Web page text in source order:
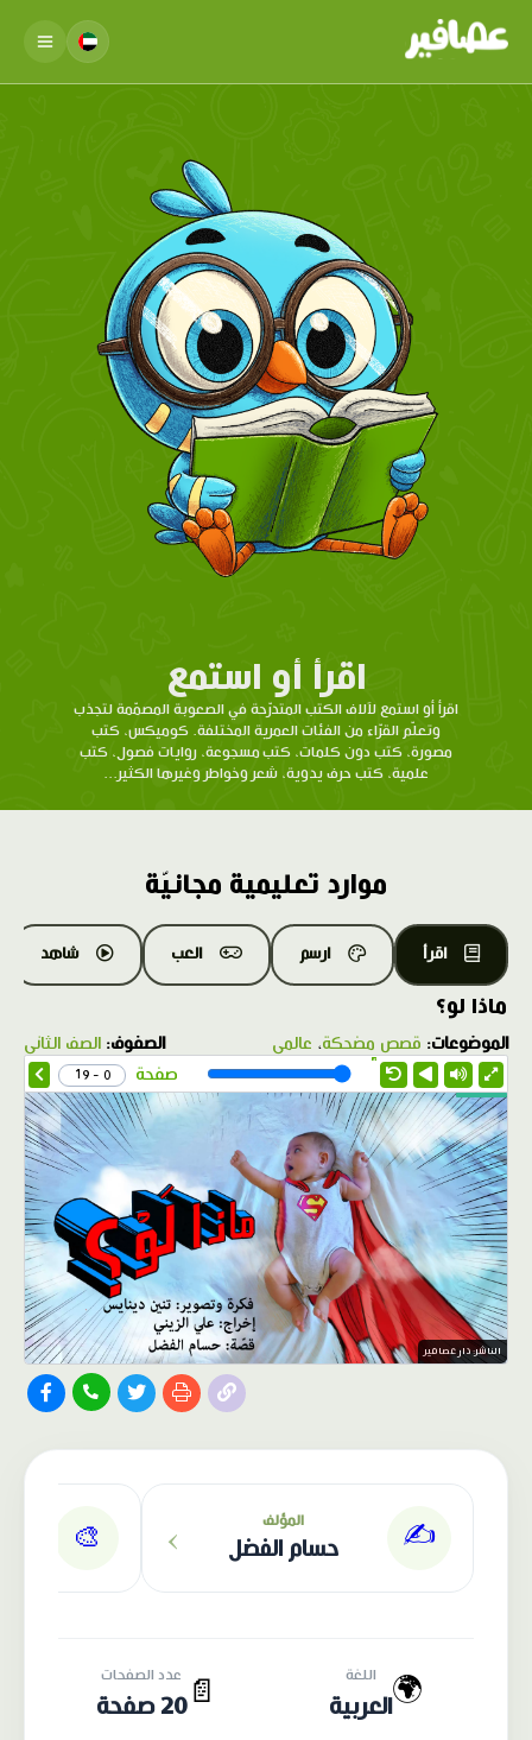
اقرأ أو استمع
اقرأ أو استمع لآلاف الكتب المتدرّحة في الصعوبة المصمّمة لتجذب
وتعلّم القرّاء من الفئات العمرية المختلفة. كوميكس، كتب
مصورة، كتب دون كلمات، كتب مسجوعة، روايات فصول، كتب
علمية، كتب حرف يدوية، شعر وخواطر وغيرها الكثير...
موارد تعليمية مجانيّة
اقرأ ارسم العب شاهد
ماذا لو؟
الموضوعات: قصص مضحكة، عالمي الصفوف: الصف الثاني
1.0X
صفحة 0 - 19
الناشر: دار عصافير
✍️ المؤلف
حسام الفضل ›
🎨
🌍 اللغة
العربية 📄
عدد الصفحات
20 صفحة